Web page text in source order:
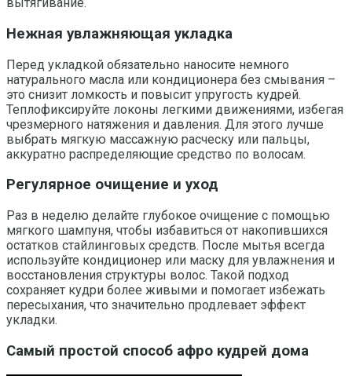
вытягивание.
Нежная увлажняющая укладка
Перед укладкой обязательно наносите немного
натурального масла или кондиционера без смывания –
это снизит ломкость и повысит упругость кудрей.
Теплофиксируйте локоны легкими движениями, избегая
чрезмерного натяжения и давления. Для этого лучше
выбрать мягкую массажную расческу или пальцы,
аккуратно распределяющие средство по волосам.
Регулярное очищение и уход
Раз в неделю делайте глубокое очищение с помощью
мягкого шампуня, чтобы избавиться от накопившихся
остатков стайлинговых средств. После мытья всегда
используйте кондиционер или маску для увлажнения и
восстановления структуры волос. Такой подход
сохраняет кудри более живыми и помогает избежать
пересыхания, что значительно продлевает эффект
укладки.
Самый простой способ афро кудрей дома